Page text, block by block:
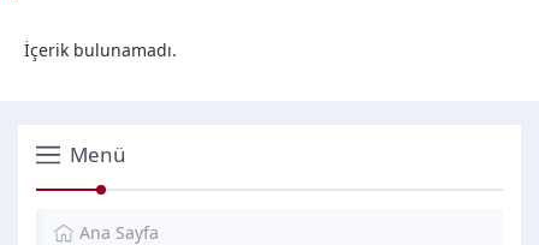
İçerik bulunamadı.
Menü
Ana Sayfa